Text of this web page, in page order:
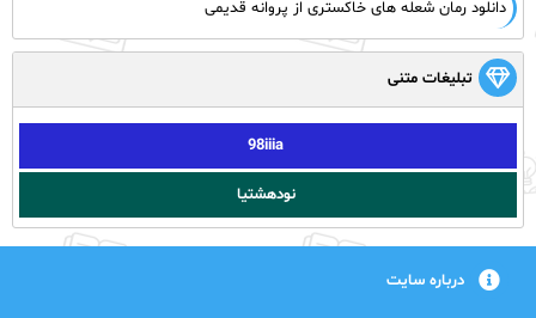
دانلود رمان شعله های خاکستری از پروانه قدیمی
تبلیغات متنی
98iiia
نودهشتیا
درباره سایت